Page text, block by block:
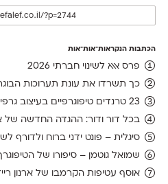
הכתבות הנקראות־אות־אות
פרס אאא לשינוי חברתי 2026
כך תשרדו את עונת תערוכות
23 טרנדים טיפוגרפיים בעיצוב גרפי עברי, ועוד אחד לשנה הבאה
בכל דור ודור: ההגדה החדשה של
סיגלית – פונט ידני ברוח ולדורף
שמואל גוטמן – סיפורו של הטיפוגרף שמאחורי
אוסף עטיפות הקרמבו של ארנון